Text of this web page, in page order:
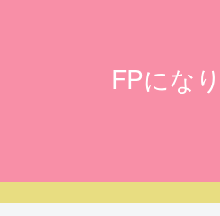
FPにな